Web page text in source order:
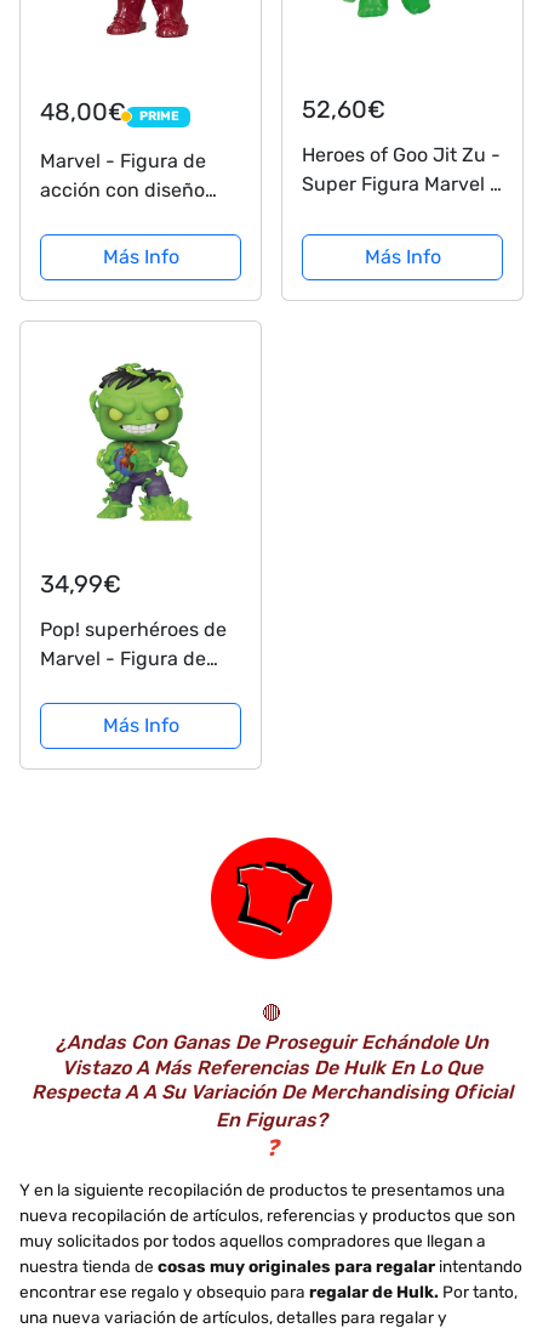
48,00€ PRIME
PRIME
Marvel - Figura de
acción con diseño
Vengadores Marvel
(Hasbro B0441)
Más Info
52,60€
Heroes of Goo Jit Zu -
Super Figura Marvel -
Más Info
34,99€
Pop! superhéroes de
Marvel - Figura de
Inmortal Hulk de 15,2
cm
Más Info
🔴
¿Andas Con Ganas De Proseguir Echándole Un
Vistazo A Más Referencias De Hulk En Lo Que
Respecta A A Su Variación De Merchandising Oficial
En Figuras?
❓
Y en la siguiente recopilación de productos te presentamos una
nueva recopilación de artículos, referencias y productos que son
muy solicitados por todos aquellos compradores que llegan a
nuestra tienda de cosas muy originales para regalar intentando
encontrar ese regalo y obsequio para regalar de Hulk. Por tanto,
una nueva variación de artículos, detalles para regalar y